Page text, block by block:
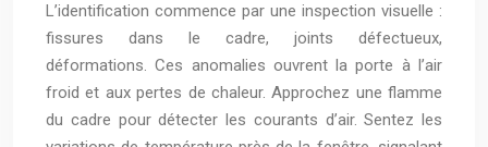
L’identification commence par une inspection visuelle :
fissures dans le cadre, joints défectueux,
déformations. Ces anomalies ouvrent la porte à l’air
froid et aux pertes de chaleur. Approchez une flamme
du cadre pour détecter les courants d’air. Sentez les